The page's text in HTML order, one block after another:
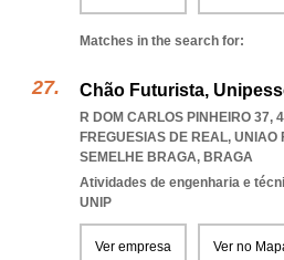
Matches in the search for:
Chão Futurista,
R DOM CARLOS PINHEIRO 37,
FREGUESIAS DE REAL, UNIAO
SEMELHE BRAGA, BRAGA
Atividades de engenharia e
UNIP
Ver empresa Ver no